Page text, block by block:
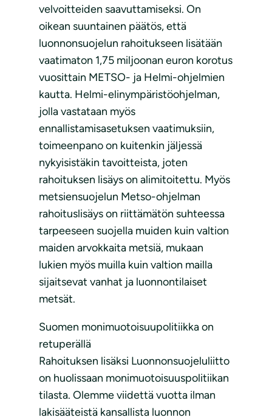
velvoitteiden saavuttamiseksi. On
oikean suuntainen päätös, että
luonnonsuojelun rahoitukseen lisätään
vaatimaton 1,75 miljoonan euron korotus
vuosittain METSO- ja Helmi-ohjelmien
kautta. Helmi-elinympäristöohjelman,
jolla vastataan myös
ennallistamisasetuksen vaatimuksiin,
toimeenpano on kuitenkin jäljessä
nykyisistäkin tavoitteista, joten
rahoituksen lisäys on alimitoitettu. Myös
metsiensuojelun Metso-ohjelman
rahoituslisäys on riittämätön suhteessa
tarpeeseen suojella muiden kuin valtion
maiden arvokkaita metsiä, mukaan
lukien myös muilla kuin valtion mailla
sijaitsevat vanhat ja luonnontilaiset
metsät.
Suomen monimuotoisuupolitiikka on
retuperällä
Rahoituksen lisäksi Luonnonsuojeluliitto
on huolissaan monimuotoisuuspolitiikan
tilasta. Olemme viidettä vuotta ilman
lakisääteistä kansallista luonnon